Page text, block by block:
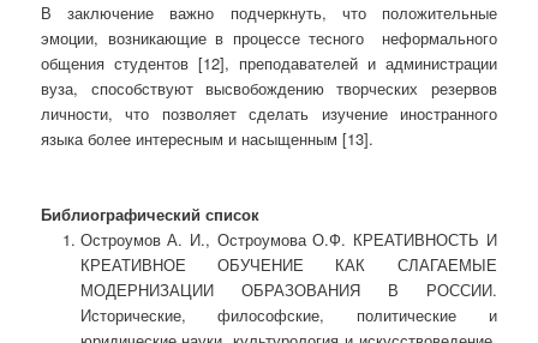
В заключение важно подчеркнуть, что положительные
эмоции, возникающие в процессе тесного неформального
общения студентов [12], преподавателей и администрации
вуза, способствуют высвобождению творческих резервов
личности, что позволяет сделать изучение иностранного
языка более интересным и насыщенным [13].
Библиографический список
Остроумов А. И., Остроумова О.Ф. КРЕАТИВНОСТЬ И
КРЕАТИВНОЕ ОБУЧЕНИЕ КАК СЛАГАЕМЫЕ
МОДЕРНИЗАЦИИ ОБРАЗОВАНИЯ В РОССИИ.
Исторические, философские, политические и